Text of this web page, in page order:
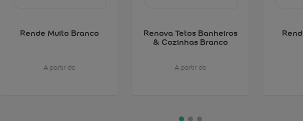
Rende Muito Branco
A partir de
Renova Tetos Banheiros
& Cozinhas Branco
A partir de